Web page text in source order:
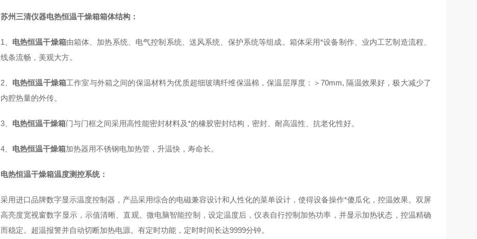
苏州三清仪器电热恒温干燥箱箱体结构：
1、 电热恒温干燥箱由箱体、加热系统、电气控制系统、送风系统、保护系统等组成。箱体采用*设备制作、业内工艺制造流程、
线条流畅，美观大方。
2、 电热恒温干燥箱工作室与外箱之间的保温材料为优质超细玻璃纤维保温棉，保温层厚度：＞70mm, 隔温效果好，极大减少了
内腔热量的外传。
3、 电热恒温干燥箱门与门框之间采用高性能密封材料及*的橡胶密封结构，密封、耐高温性、抗老化性好。
4、 电热恒温干燥箱加热器用不锈钢电加热管，升温快，寿命长。
电热恒温干燥箱温度测控系统：
采用进口品牌数字显示温度控制器，产品采用综合的电磁兼容设计和人性化的菜单设计，使得设备操作*傻瓜化，控温效果。双屏
高亮度宽视窗数字显示，示值清晰、直观。微电脑智能控制，设定温度后，仪表自行控制加热功率，并显示加热状态，控温精确
而稳定。超温报警并自动切断加热电源。有定时功能，定时时间长达9999分钟。